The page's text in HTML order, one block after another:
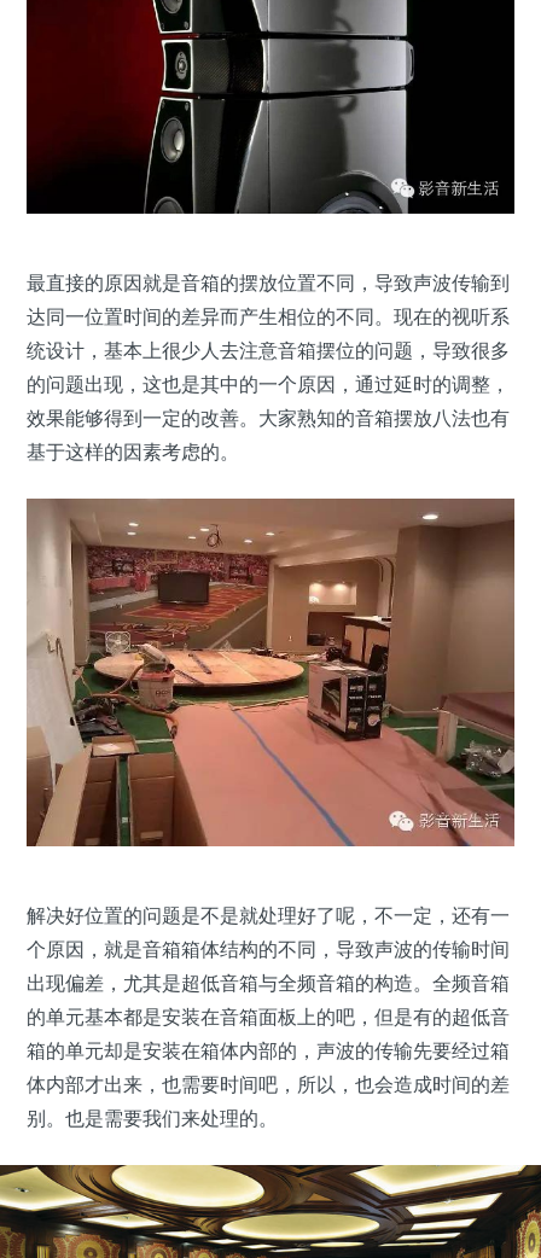
最直接的原因就是音箱的摆放位置不同，导致声波传输到
达同一位置时间的差异而产生相位的不同。现在的视听系
统设计，基本上很少人去注意音箱摆位的问题，导致很多
的问题出现，这也是其中的一个原因，通过延时的调整，
效果能够得到一定的改善。大家熟知的音箱摆放八法也有
基于这样的因素考虑的。
解决好位置的问题是不是就处理好了呢，不一定，还有一
个原因，就是音箱箱体结构的不同，导致声波的传输时间
出现偏差，尤其是超低音箱与全频音箱的构造。全频音箱
的单元基本都是安装在音箱面板上的吧，但是有的超低音
箱的单元却是安装在箱体内部的，声波的传输先要经过箱
体内部才出来，也需要时间吧，所以，也会造成时间的差
别。也是需要我们来处理的。